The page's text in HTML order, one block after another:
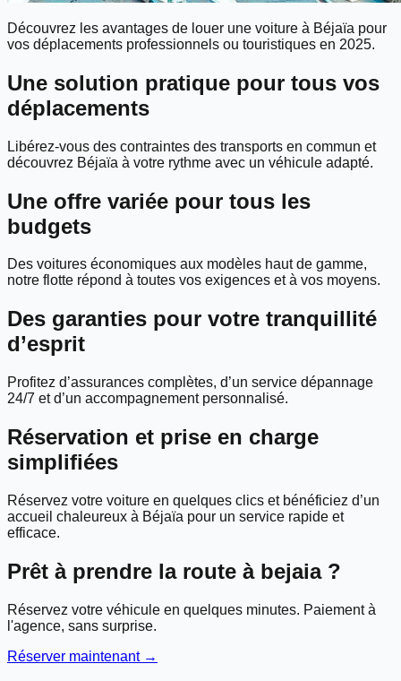
Découvrez les avantages de louer une voiture à Béjaïa pour
vos déplacements professionnels ou touristiques en 2025.
Une solution pratique pour tous vos
déplacements
Libérez-vous des contraintes des transports en commun et
découvrez Béjaïa à votre rythme avec un véhicule adapté.
Une offre variée pour tous les
budgets
Des voitures économiques aux modèles haut de gamme,
notre flotte répond à toutes vos exigences et à vos moyens.
Des garanties pour votre tranquillité
d’esprit
Profitez d’assurances complètes, d’un service dépannage
24/7 et d’un accompagnement personnalisé.
Réservation et prise en charge
simplifiées
Réservez votre voiture en quelques clics et bénéficiez d’un
accueil chaleureux à Béjaïa pour un service rapide et
efficace.
Prêt à prendre la route à bejaia?
Réservez votre véhicule en quelques minutes. Paiement à
l'agence, sans surprise.
Réserver maintenant →